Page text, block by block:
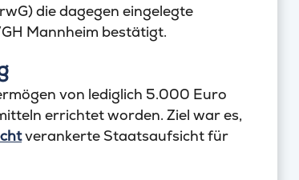
die dagegen eingelegte
Mannheim bestätigt.
von lediglich 5.000 Euro
errichtet worden. Ziel war es,
verankerte Staatsaufsicht für